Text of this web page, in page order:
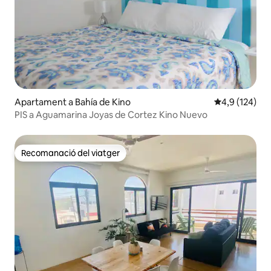
Apartament a Bahía de Kino 4,9 de
4,9 (124)
PIS a Aguamarina Joyas de Cortez Kino Nuevo
Recomanació del viatger
Recomanació del viatger